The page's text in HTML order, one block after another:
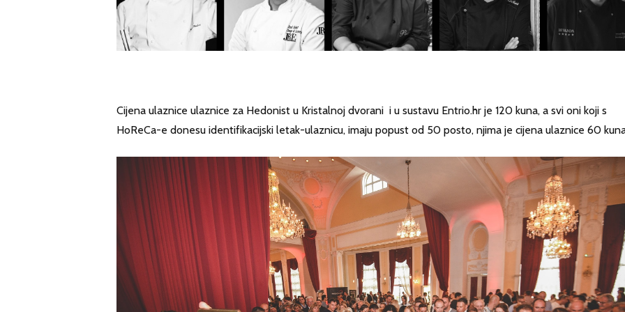
Cijena ulaznice ulaznice za Hedonist u Kristalnoj dvorani i u sustavu Entrio.hr je 120 kuna, a svi oni koji s
HoReCa-e donesu identifikacijski letak-ulaznicu, imaju popust od 50 posto, njima je cijena ulaznice 60